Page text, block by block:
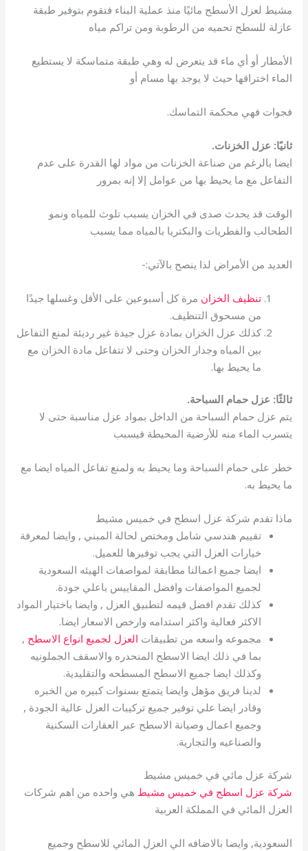
مشيط لعزل الأسطح مائيًا منذ عملية البناء فتقوم بتوفير طبقة
عازلة للسطح تحميه من الرطوبة ومن تراكم مياه
الأمطار أو أي ماء قد يتعرض له وهي طبقة متماسكة لا يستطيع
الماء اختراقها حيث لا يوجد بها مسام أو
فجوات فهي محكمة التماسك.
ثانيًا: عزل الخزنات.
ايضا بالرغم من صناعة الخزنات من مواد لها القدرة على عدم
التفاعل مع ما يحيط بها من عوامل إلا إنه بمرور
الوقت قد يحدث صدى في الخزان يسبب تلوث للمياه ونمو
الطحالب والفطريات والبكتريا بالمياه مما يسبب
العديد من الأمراض لذا ينصح بالآتي:-
تنظيف الخزان مرة كل أسبوعين على الأقل وغسلها جيدًا
من مسحوق التنظيف.
كذلك عزل الخزان بمادة عزل جيدة غير رديئة لمنع التفاعل
بين المياه وجدار الخزان وحتى لا تتفاعل مادة الخزان مع
ما يحيط بها.
ثالثًا: عزل حمام السباحة.
يتم عزل حمام السباحة من الداخل بمواد عزل مناسبة حتى لا
يتسرب الماء منه للأرضية المحيطة فيسبب
خطر على حمام السباحة وما يحيط به ولمنع تفاعل المياه ايضا مع
ما يحيط به.
ماذا تقدم شركة عزل اسطح في خميس مشيط
تقييم هندسي شامل ومختص لحالة المبني , وايضا لمعرفة
خيارات العزل التي يجب توفيرها للعميل.
ايضا جميع اعمالنا مطابقة لمواصفات الهيئه السعودية
لجميع المواصفات وافضل المقاييس باعلي جودة.
كذلك تقدم افضل قيمه لتطبيق العزل , وايضا باختيار المواد
الاكثر فعالية واكثر استدامه وارخص الاسعار ايضا.
مجموعه واسعه من تطبيقات العزل لجميع انواع الاسطح ,
بما في ذلك ايضا الاسطح المنحدره والاسقف الجملونيه
وكذلك ايضا جميع الاسطح المسطحه والتقليدية.
لدينا فريق مؤهل وايضا يتمتع بسنوات كبيره من الخبره
وقادر ايضا علي توفير جميع تركيبات العزل عالية الجودة ,
وجميع اعمال وصيانة الاسطح عبر العقارات السكنية
والصناعيه والتجارية.
شركة عزل مائي في خميس مشيط
شركة عزل اسطح في خميس مشيط هي واحده من اهم شركات
العزل المائي في المملكة العربية
السعودية, وايضا بالاضافه الي العزل المائي للاسطح وجميع